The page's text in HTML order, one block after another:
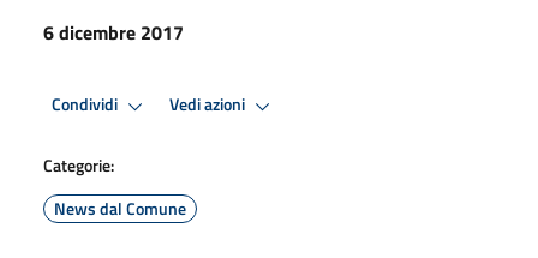
6 dicembre 2017
Condividi Vedi azioni
Categorie:
News dal Comune